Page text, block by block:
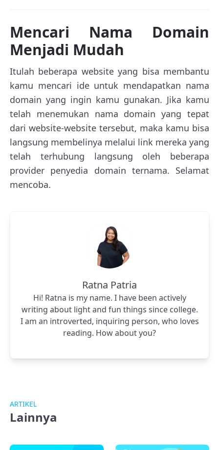
Mencari Nama Domain
Menjadi Mudah
Itulah beberapa website yang bisa membantu
kamu mencari ide untuk mendapatkan nama
domain yang ingin kamu gunakan. Jika kamu
telah menemukan nama domain yang tepat
dari website-website tersebut, maka kamu bisa
langsung membelinya melalui link mereka yang
telah terhubung langsung oleh beberapa
provider penyedia domain ternama. Selamat
mencoba.
Ratna Patria
Hi! Ratna is my name. I have been actively
writing about light and fun things since college.
I am an introverted, inquiring person, who loves
reading. How about you?
ARTIKEL
Lainnya